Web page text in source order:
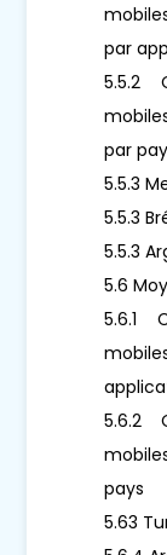
par
5.5.2
par
5.5.3
5.5.3
5.5.3
5.6
5.6.1
5.6.2
pays
5.63